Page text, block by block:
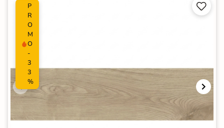
P
R
O
M
O
-
3
3
%

